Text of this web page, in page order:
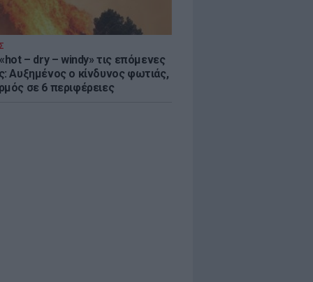
– dry – windy» τις επόμενες
Αυξημένος ο κίνδυνος φωτιάς,
σε 6 περιφέρειες